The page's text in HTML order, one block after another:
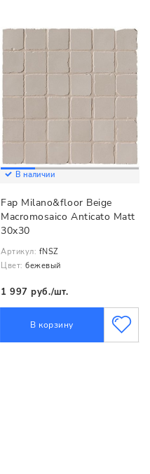
В наличии
Fap Milano&floor Beige
Macromosaico Anticato Matt
30x30
Артикул: fNSZ
Цвет: бежевый
1 997 руб./шт.
В корзину